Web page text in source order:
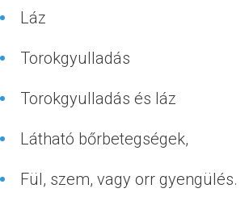
Láz
Torokgyulladás
Torokgyulladás és láz
Látható bőrbetegségek,
Fül, szem, vagy orr gyengülés.